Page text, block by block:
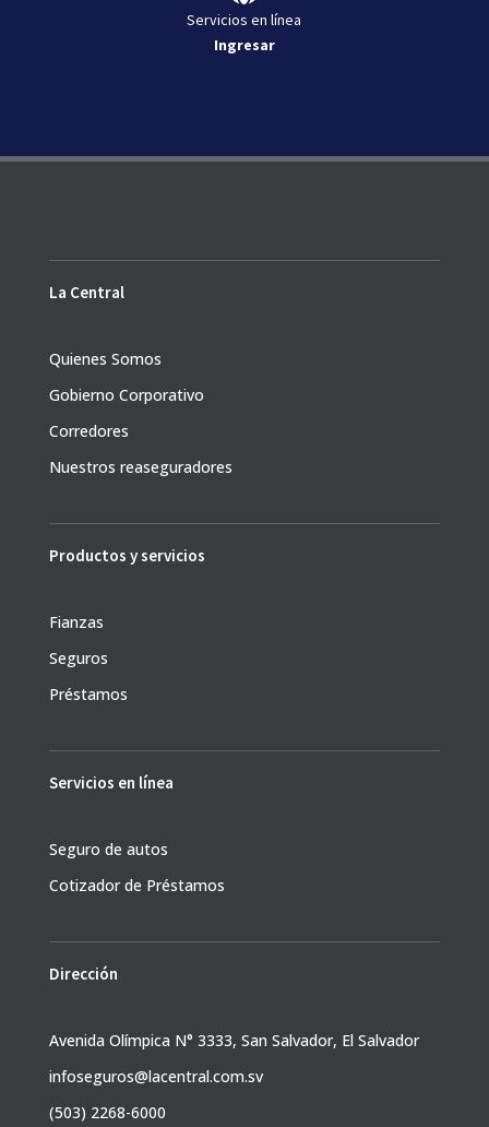
Servicios en línea
Ingresar
La Central
Quienes Somos
Gobierno Corporativo
Corredores
Nuestros reaseguradores
Productos y servicios
Fianzas
Seguros
Préstamos
Servicios en línea
Seguro de autos
Cotizador de Préstamos
Dirección
Avenida Olímpica N° 3333, San Salvador, El Salvador
infoseguros@lacentral.com.sv
(503) 2268-6000